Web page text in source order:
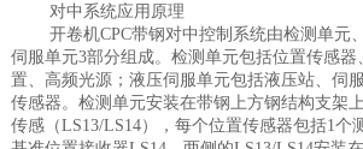
对中系统应用原理
开卷机CPC带钢对中控制系统由检测单元
伺服单元3部分组成。检测单元包括位置传感器
置、高频光源；液压伺服单元包括液压站、伺
传感器。检测单元安装在带钢上方钢结构支架
传感（LS13/LS14），每个位置传感器包括1个